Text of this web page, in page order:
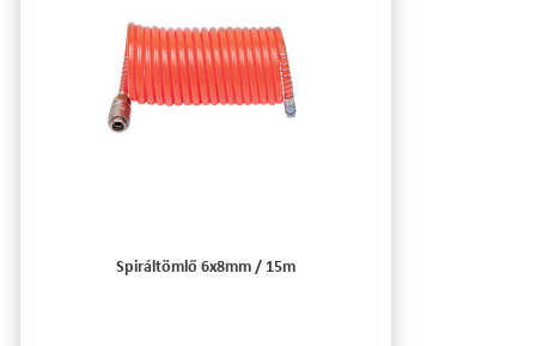
Spiráltömlő 6x8mm / 15m